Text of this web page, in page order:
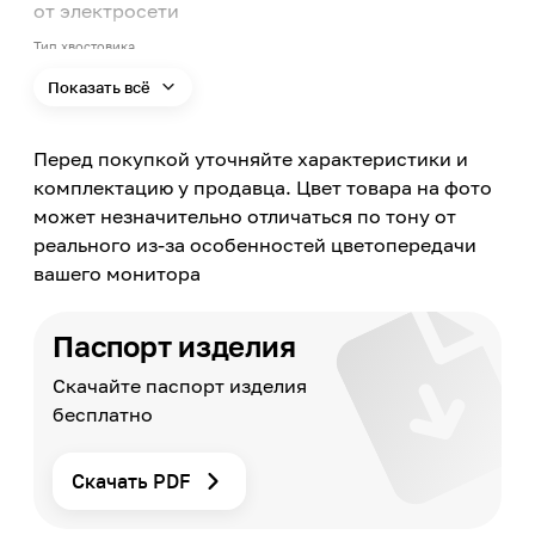
от электросети
Тип хвостовика
Частота питающей сети
50
Мощность
800
Частота вращения
Кирпич, Бетон, Металл, Древесина, Камень
Максимальный диаметр сверления: металл/бетон/дерево
13/28/40
Показать всё
Перед покупкой уточняйте характеристики и
комплектацию у продавца. Цвет товара на фото
может незначительно отличаться по тону от
реального из-за особенностей цветопередачи
вашего монитора
Паспорт изделия
Скачайте паспорт изделия
бесплатно
Скачать PDF